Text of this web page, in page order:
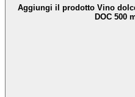
Aggiungi il prodotto Vino
DOC 500